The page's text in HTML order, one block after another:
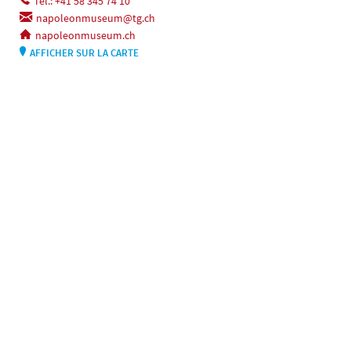
napoleonmuseum@tg.ch
napoleonmuseum.ch
AFFICHER SUR LA CARTE